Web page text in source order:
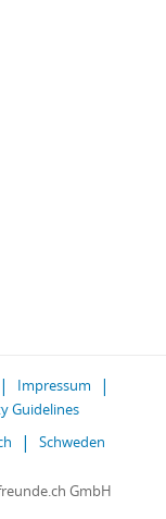
Impressum
Guidelines
Schweden
GmbH